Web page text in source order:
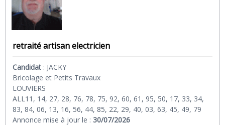
retraité artisan electricien
Candidat : JACKY
Bricolage et Petits Travaux
LOUVIERS
ALL11, 14, 27, 28, 76, 78, 75, 92, 60, 61, 95, 50, 17, 33, 34,
83, 84, 06, 13, 16, 56, 44, 85, 22, 29, 40, 03, 63, 45, 49, 79
Annonce mise à jour le :30/07/2026